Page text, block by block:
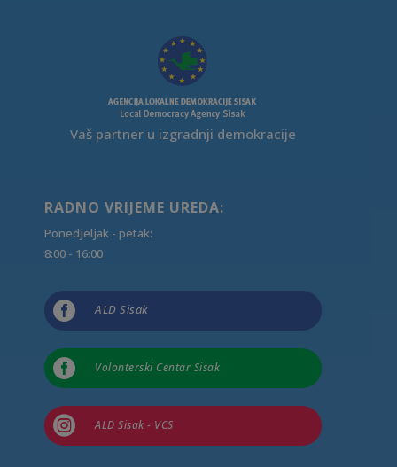
Vaš partner u izgradnji demokracije
RADNO VRIJEME UREDA:
Ponedjeljak - petak:
8:00 - 16:00
 ALD Sisak
 Volonterski Centar Sisak
 ALD Sisak - VCS